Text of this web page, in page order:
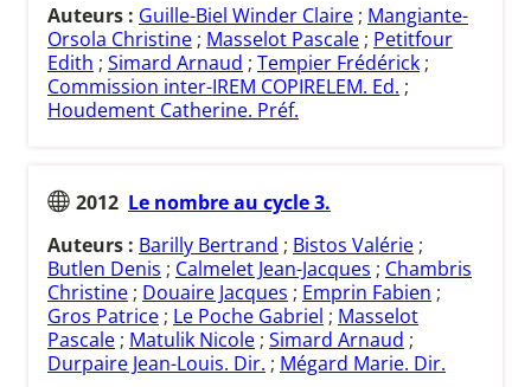
Auteurs : Guille-Biel Winder Claire ; Mangiante-
Orsola Christine ; Masselot Pascale ; Petitfour
Edith ; Simard Arnaud ; Tempier Frédérick ;
Commission inter-IREM COPIRELEM. Ed. ;
Houdement Catherine. Préf.
2012 Le nombre au cycle 3.
Auteurs : Barilly Bertrand ; Bistos Valérie ;
Butlen Denis ; Calmelet Jean-Jacques ; Chambris
Christine ; Douaire Jacques ; Emprin Fabien ;
Gros Patrice ; Le Poche Gabriel ; Masselot
Pascale ; Matulik Nicole ; Simard Arnaud ;
Durpaire Jean-Louis. Dir. ; Mégard Marie. Dir.